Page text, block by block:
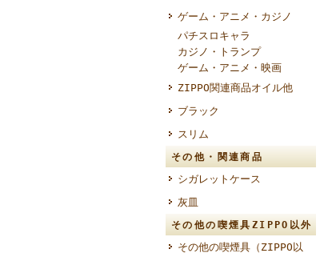
ゲーム・アニメ・カジノ
パチスロキャラ
カジノ・トランプ
ゲーム・アニメ・映画
ZIPPO関連商品オイル他
ブラック
スリム
その他・関連商品
シガレットケース
灰皿
その他の喫煙具ZIPPO以外
その他の喫煙具（ZIPPO以